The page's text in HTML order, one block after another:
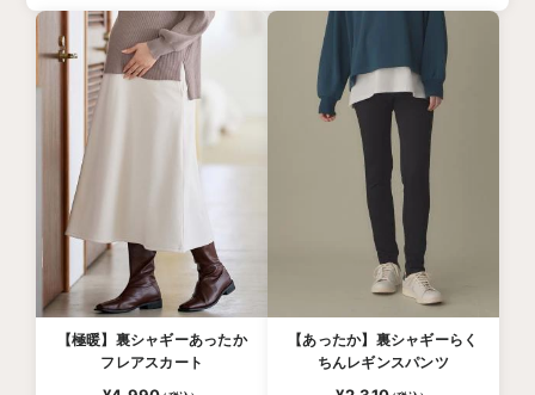
【極暖】裏シャギーあったか
フレアスカート
【あったか】裏シャギーらく
ちんレギンスパンツ